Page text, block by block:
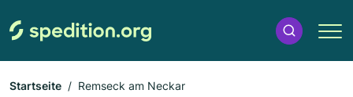
Startseite Remseck am Neckar